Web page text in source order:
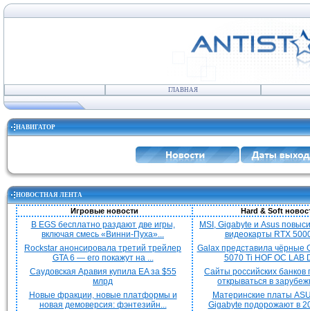
ГЛАВНАЯ
НАВИГАТОР
НОВОСТНАЯ ЛЕНТА
Игровые новости Hard & Soft
В EGS бесплатно раздают две игры,
включая смесь «Винни-Пуха»...
Rockstar анонсировала третий трейлер
GTA 6 — его покажут на ...
Саудовская Аравия купила EA за $55
млрд
Новые фракции, новые платформы и
новая демоверсия: фэнтезийн...
MSI, Gigabyte и Asus
видеокарты RTX
Galax представила чёрные
5070 Ti HOF OC LAB
Сайты российских банков
открываться в
Материнские платы
Gigabyte подорожают в